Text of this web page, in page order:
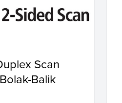
Scan
Balik